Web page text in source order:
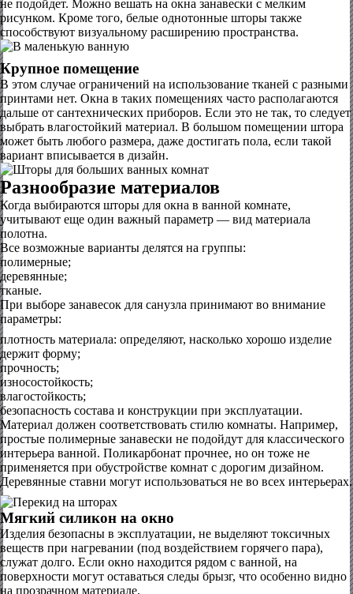
не подойдет. Можно вешать на окна занавески с мелким
рисунком. Кроме того, белые однотонные шторы также
способствуют визуальному расширению пространства.
Крупное помещение
В этом случае ограничений на использование тканей с разными
принтами нет. Окна в таких помещениях часто располагаются
дальше от сантехнических приборов. Если это не так, то следует
выбрать влагостойкий материал. В большом помещении штора
может быть любого размера, даже достигать пола, если такой
вариант вписывается в дизайн.
Разнообразие материалов
Когда выбираются шторы для окна в ванной комнате,
учитывают еще один важный параметр — вид материала
полотна.
Все возможные варианты делятся на группы:
полимерные;
деревянные;
тканые.
При выборе занавесок для санузла принимают во внимание
параметры:
плотность материала: определяют, насколько хорошо изделие
держит форму;
прочность;
износостойкость;
влагостойкость;
безопасность состава и конструкции при эксплуатации.
Материал должен соответствовать стилю комнаты. Например,
простые полимерные занавески не подойдут для классического
интерьера ванной. Поликарбонат прочнее, но он тоже не
применяется при обустройстве комнат с дорогим дизайном.
Деревянные ставни могут использоваться не во всех интерьерах.
Мягкий силикон на окно
Изделия безопасны в эксплуатации, не выделяют токсичных
веществ при нагревании (под воздействием горячего пара),
служат долго. Если окно находится рядом с ванной, на
поверхности могут оставаться следы брызг, что особенно видно
на прозрачном материале.